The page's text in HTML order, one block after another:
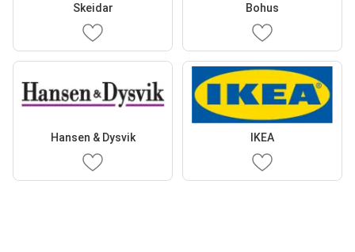
Skeidar Bohus
Hansen & Dysvik IKEA